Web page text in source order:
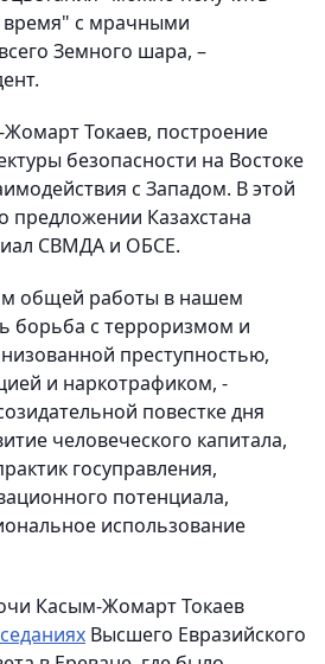
время" с мрачными
Земного шара, –
Токаев, построение
безопасности на Востоке
с Западом. В этой
предложении Казахстана
СВМДА и ОБСЕ.
общей работы в нашем
борьба с терроризмом и
преступностью,
и наркотрафиком, -
повестке дня
человеческого капитала,
госуправления,
потенциала,
использование
Касым-Жомарт Токаев
Высшего Евразийского